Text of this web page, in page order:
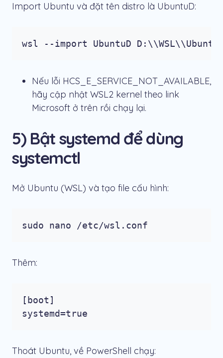
Import Ubuntu và đặt tên distro là UbuntuD:
wsl --import UbuntuD
Nếu lỗi HCS_E_SERVICE_NOT_AVAILABLE,
hãy cập nhật WSL2 kernel theo link
Microsoft ở trên rồi chạy lại.
5) Bật systemd để dùng
systemctl
Mở Ubuntu (WSL) và tạo file cấu hình:
sudo nano /etc/wsl.conf
Thêm:
[boot]
systemd=true
Thoát Ubuntu, về PowerShell chạy: